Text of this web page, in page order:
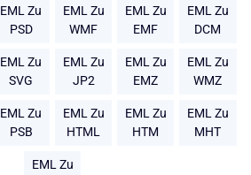
EML Zu
PSD
EML Zu
WMF
EML Zu
EMF
EML Zu
DCM
EML Zu
SVG
EML Zu
JP2
EML Zu
EMZ
EML Zu
WMZ
EML Zu
PSB
EML Zu
HTML
EML Zu
HTM
EML Zu
MHT
EML Zu